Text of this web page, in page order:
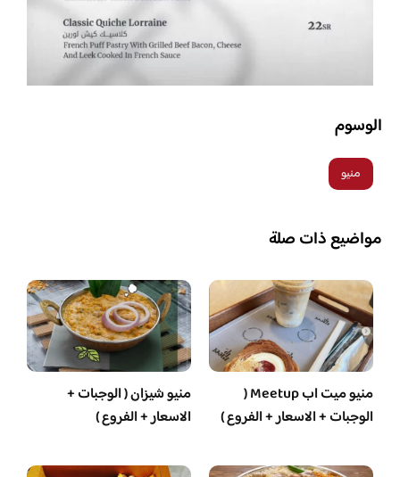
الوسوم
منيو
مواضيع ذات صلة
منيو ميت اب Meetup (
الوجبات + الاسعار + الفروع )
منيو شيزان ( الوجبات +
الاسعار + الفروع )